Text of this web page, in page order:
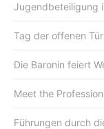
Jugendbeteiligung
Tag der offenen
Die Baronin feiert
Meet the
Führungen durch